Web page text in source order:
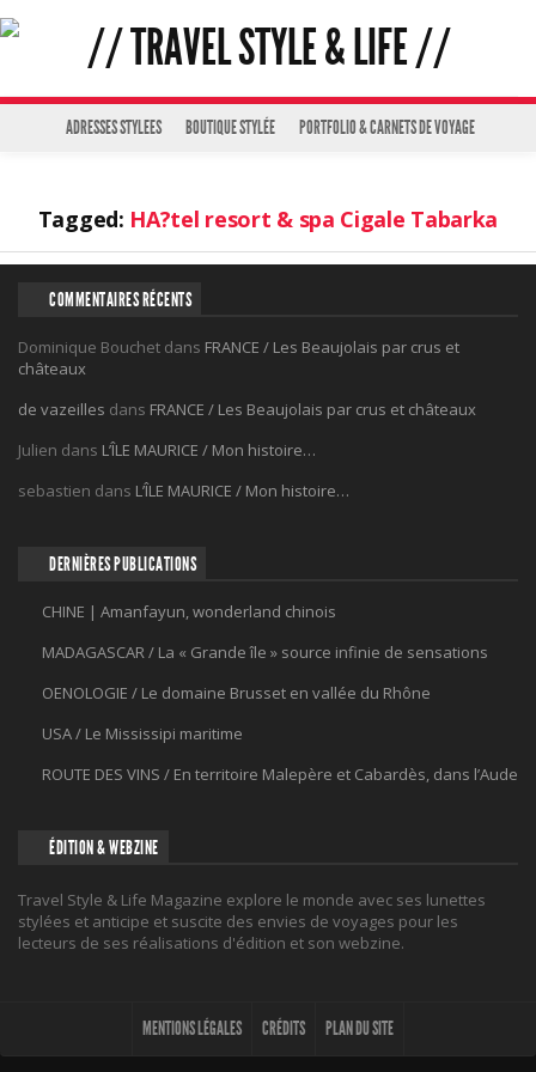
ADRESSES STYLEES BOUTIQUE STYLÉE PORTFOLIO & CARNETS DE VOYAGE
Tagged: HA?tel resort & spa Cigale Tabarka
COMMENTAIRES RÉCENTS
Dominique Bouchet dans FRANCE / Les Beaujolais par crus et
châteaux
de vazeilles dans FRANCE / Les Beaujolais par crus et châteaux
Julien dans L’ÎLE MAURICE / Mon histoire…
sebastien dans L’ÎLE MAURICE / Mon histoire…
DERNIÈRES PUBLICATIONS
CHINE | Amanfayun, wonderland chinois
MADAGASCAR / La « Grande île » source infinie de sensations
OENOLOGIE / Le domaine Brusset en vallée du Rhône
USA / Le Mississipi maritime
ROUTE DES VINS / En territoire Malepère et Cabardès, dans l’Aude
ÉDITION & WEBZINE
Travel Style & Life Magazine explore le monde avec ses lunettes
stylées et anticipe et suscite des envies de voyages pour les
lecteurs de ses réalisations d'édition et son webzine.
MENTIONS LÉGALES CRÉDITS PLAN DU SITE